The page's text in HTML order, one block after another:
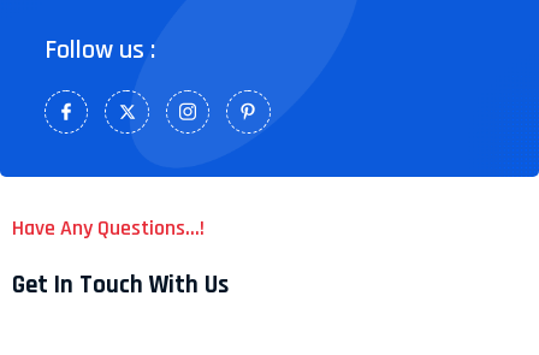
Follow us :
Have Any Questions...!
Get In Touch With Us